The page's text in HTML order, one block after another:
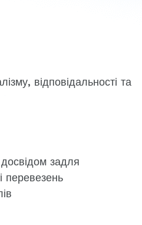
відповідальності та
задля
перевезень